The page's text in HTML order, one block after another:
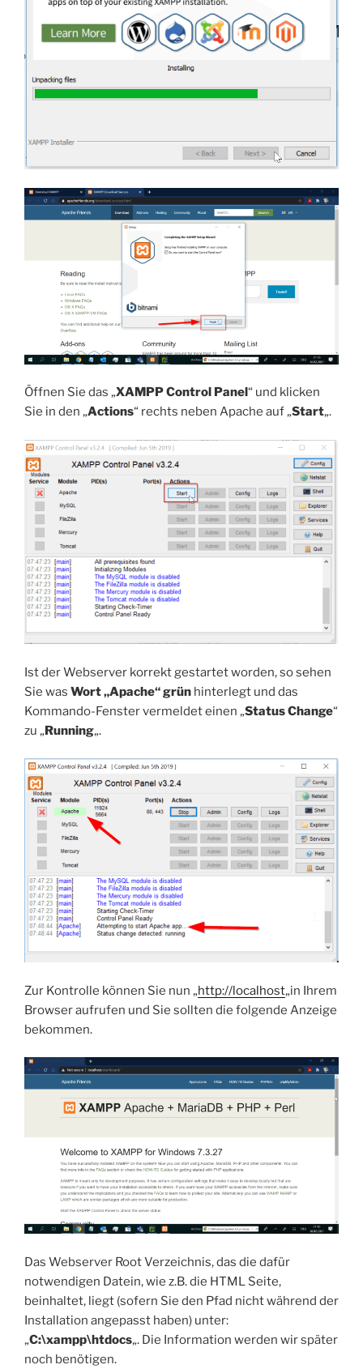
Öffnen Sie das „XAMPP Control Panel “ und klicken
Sie in den „Actions“ rechts neben Apache auf „Start„.
Ist der Webserver korrekt gestartet worden, so sehen
Sie was Wort „Apache“ grün hinterlegt und das
Kommando-Fenster vermeldet einen „Status Change“
zu „Running„.
Zur Kontrolle können Sie nun „http://localhost„in Ihrem
Browser aufrufen und Sie sollten die folgende Anzeige
bekommen.
Das Webserver Root Verzeichnis, das die dafür
notwendigen Datein, wie z.B. die HTML Seite,
beinhaltet, liegt (sofern Sie den Pfad nicht während der
Installation angepasst haben) unter:
„C:\xampp\htdocs„. Die Information werden wir später
noch benötigen.